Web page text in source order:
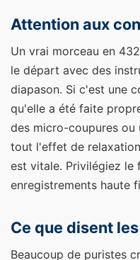
Attention aux
Un vrai morceau en
le départ avec des
diapason. Si c'est une
qu'elle a été faite
des micro-coupures ou
tout l'effet de
est vitale. Privilégiez le
enregistrements haute
Ce que disent
Beaucoup de puristes